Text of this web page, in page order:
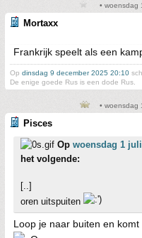
• woensdag
Mortaxx
Frankrijk speelt als een
Op dinsdag 9 december 2025 20:10
De enige goede Rus is een dode Rus.
• woensdag
Pisces
Op woensdag 1 juli
het volgende:
[..]
oren uitspuiten
Loop je naar buiten en